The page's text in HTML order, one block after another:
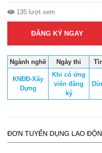
135 lượt xem
ĐĂNG KÝ NGAY
Ngành nghề Ngày thi
KNĐĐ-Xây
Dựng
Khi có ứng
viên đăng
ký
ĐƠN TUYỂN DỤNG LAO